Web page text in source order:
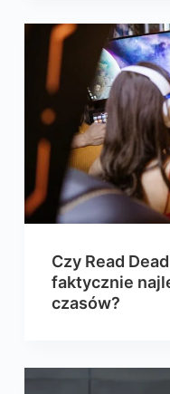
Czy Read
faktycznie
czasów?